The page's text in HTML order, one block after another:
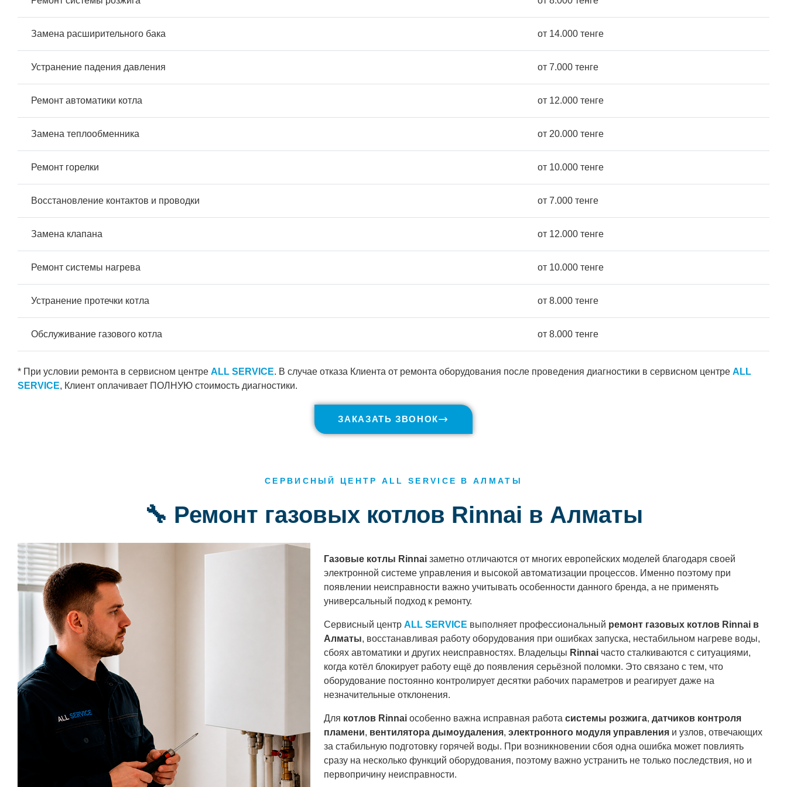
Замена расширительного бака от 14.000 тенге
Устранение падения давления от 7.000 тенге
Ремонт автоматики котла от 12.000 тенге
Замена теплообменника от 20.000 тенге
Ремонт горелки от 10.000 тенге
Восстановление контактов и проводки от 7.000 тенге
Замена клапана от 12.000 тенге
Ремонт системы нагрева от 10.000 тенге
Устранение протечки котла от 8.000 тенге
Обслуживание газового котла от 8.000 тенге
* При условии ремонта в сервисном центре ALL SERVICE. В случае отказа Клиента от ремонта оборудования после проведения диагностики в сервисном центре ALL
SERVICE, Клиент оплачивает ПОЛНУЮ стоимость диагностики.
ЗАКАЗАТЬ ЗВОНОК
СЕРВИСНЫЙ ЦЕНТР ALL SERVICE В АЛМАТЫ
🔧 Ремонт газовых котлов Rinnai в Алматы
Газовые котлы Rinnaiзаметно отличаются от многих европейских моделей благодаря своей
электронной системе управления и высокой автоматизации процессов. Именно поэтому при
появлении неисправности важно учитывать особенности данного бренда, а не применять
универсальный подход к ремонту.
Сервисный центр ALL SERVICE выполняет профессиональный ремонт газовых котлов Rinnai в
Алматы, восстанавливая работу оборудования при ошибках запуска, нестабильном нагреве воды,
сбоях автоматики и других неисправностях. Владельцы Rinnaiчасто сталкиваются с ситуациями,
когда котёл блокирует работу ещё до появления серьёзной поломки. Это связано с тем, что
оборудование постоянно контролирует десятки рабочих параметров и реагирует даже на
незначительные отклонения.
Для котлов Rinnaiособенно важна исправная работа системы розжига, датчиков контроля
пламени, вентилятора дымоудаления, электронного модуля управленияи узлов, отвечающих
за стабильную подготовку горячей воды. При возникновении сбоя одна ошибка может повлиять
сразу на несколько функций оборудования, поэтому важно устранить не только последствия, но и
первопричину неисправности.